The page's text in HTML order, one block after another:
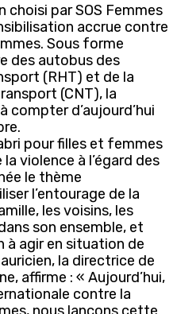
choisi par SOS Femmes
accrue contre
Sous forme
des autobus des
(RHT) et de la
(CNT), la
compter d’aujourd’hui
pour filles et femmes
violence à l’égard des
le thème
l’entourage de la
les voisins, les
son ensemble, et
à agir en situation de
la directrice de
affirme : « Aujourd’hui,
contre la